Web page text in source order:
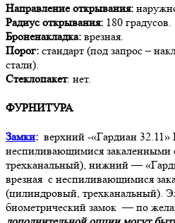
Направление открывания:
Радиус открывания: 180 градусов.
Броненакладка: врезная.
Порог: стандарт (под запрос –
стали).
Стеклопакет: нет.
ФУРНИТУРА
Замки: верхний -«Гардиан
неспиливающимися закаленными
трехканальный), нижний —
врезная с неспиливающимися
(цилиндровый, трехканальный).
биометрический замок — по